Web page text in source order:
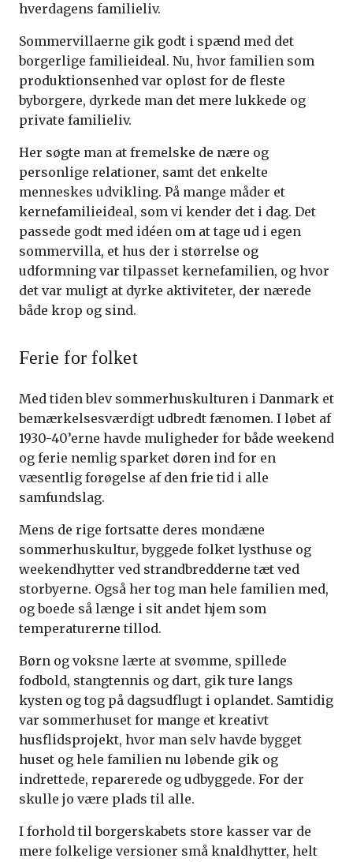
hverdagens familieliv.
Sommervillaerne gik godt i spænd med det
borgerlige familieideal. Nu, hvor familien som
produktionsenhed var opløst for de fleste
byborgere, dyrkede man det mere lukkede og
private familieliv.
Her søgte man at fremelske de nære og
personlige relationer, samt det enkelte
menneskes udvikling. På mange måder et
kernefamilieideal, som vi kender det i dag. Det
passede godt med idéen om at tage ud i egen
sommervilla, et hus der i størrelse og
udformning var tilpasset kernefamilien, og hvor
det var muligt at dyrke aktiviteter, der nærede
både krop og sind.
Ferie for folket
Med tiden blev sommerhuskulturen i Danmark et
bemærkelsesværdigt udbredt fænomen. I løbet af
1930-40’erne havde muligheder for både weekend
og ferie nemlig sparket døren ind for en
væsentlig forøgelse af den frie tid i alle
samfundslag.
Mens de rige fortsatte deres mondæne
sommerhuskultur, byggede folket lysthuse og
weekendhytter ved strandbredderne tæt ved
storbyerne. Også her tog man hele familien med,
og boede så længe i sit andet hjem som
temperaturerne tillod.
Børn og voksne lærte at svømme, spillede
fodbold, stangtennis og dart, gik ture langs
kysten og tog på dagsudflugt i oplandet. Samtidig
var sommerhuset for mange et kreativt
husflidsprojekt, hvor man selv havde bygget
huset og hele familien nu løbende gik og
indrettede, reparerede og udbyggede. For der
skulle jo være plads til alle.
I forhold til borgerskabets store kasser var de
mere folkelige versioner små knaldhytter, helt